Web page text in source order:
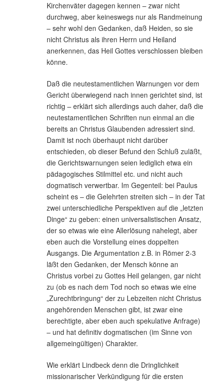
Kirchenväter dagegen kennen – zwar nicht
durchweg, aber keineswegs nur als Randmeinung
– sehr wohl den Gedanken, daß Heiden, so sie
nicht Christus als ihren Herrn und Heiland
anerkennen, das Heil Gottes verschlossen bleiben
könne.
Daß die neutestamentlichen Warnungen vor dem
Gericht überwiegend nach innen gerichtet sind, ist
richtig – erklärt sich allerdings auch daher, daß die
neutestamentlichen Schriften nun einmal an die
bereits an Christus Glaubenden adressiert sind.
Damit ist noch überhaupt nicht darüber
entschieden, ob dieser Befund den Schluß zuläßt,
die Gerichtswarnungen seien lediglich etwa ein
pädagogisches Stilmittel etc. und nicht auch
dogmatisch verwertbar. Im Gegenteil: bei Paulus
scheint es – die Gelehrten streiten sich – in der Tat
zwei unterschiedliche Perspektiven auf die „letzten
Dinge“ zu geben: einen universalistischen Ansatz,
der so etwas wie eine Allerlösung nahelegt, aber
eben auch die Vorstellung eines doppelten
Ausgangs. Die Argumentation z.B. in Römer 2-3
läßt den Gedanken, der Mensch könne an
Christus vorbei zu Gottes Heil gelangen, gar nicht
zu (ob es nach dem Tod noch so etwas wie eine
„Zurechtbringung“ der zu Lebzeiten nicht Christus
angehörenden Menschen gibt, ist zwar eine
berechtigte, aber eben auch spekulative Anfrage)
– und hat definitiv dogmatischen (im Sinne von
allgemeingültigen) Charakter.
Wie erklärt Lindbeck denn die Dringlichkeit
missionarischer Verkündigung für die ersten